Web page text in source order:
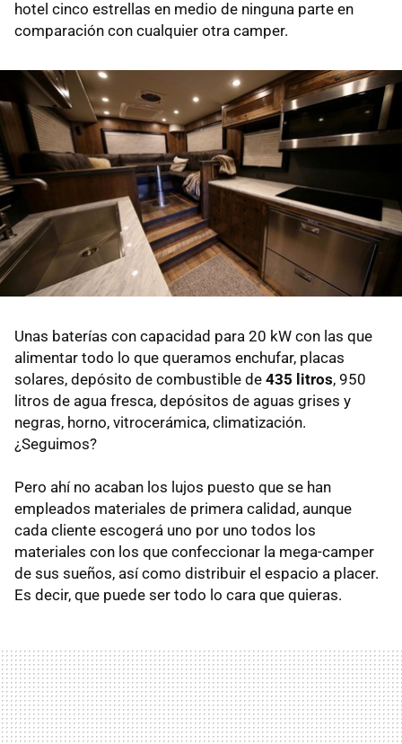
hotel cinco estrellas en medio de ninguna parte en
comparación con cualquier otra camper.
Unas baterías con capacidad para 20 kW con las que
alimentar todo lo que queramos enchufar, placas
solares, depósito de combustible de 435 litros, 950
litros de agua fresca, depósitos de aguas grises y
negras, horno, vitrocerámica, climatización.
¿Seguimos?
Pero ahí no acaban los lujos puesto que se han
empleados materiales de primera calidad, aunque
cada cliente escogerá uno por uno todos los
materiales con los que confeccionar la mega-camper
de sus sueños, así como distribuir el espacio a placer.
Es decir, que puede ser todo lo cara que quieras.